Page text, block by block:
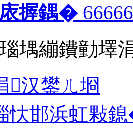
搱鍝�
堣繃鐨勭墿
汉鐢ㄦ埛
忕邯浜虹敤